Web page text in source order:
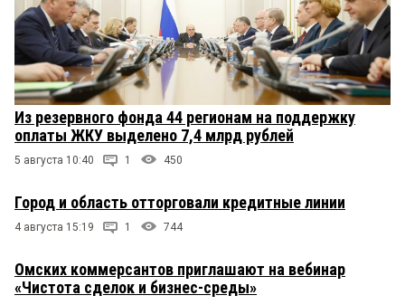
Из резервного фонда 44 регионам на поддержку
оплаты ЖКУ выделено 7,4 млрд рублей
5 августа 10:40 1 450
Город и область отторговали кредитные линии
4 августа 15:19 1 744
Омских коммерсантов приглашают на вебинар
«Чистота сделок и бизнес-среды»